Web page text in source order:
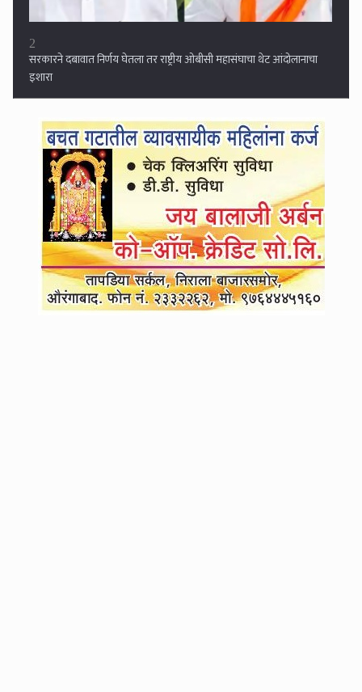
2
सरकारने दबावात निर्णय घेतला तर राष्ट्रीय ओबीसी महासंघाचा थेट आंदोलानाचा
इशारा
जंतर-मंतरवर झालेले आंदोलन ही तर सुरुवात, राज ठाकरेंचे महत्त्वाचे विधान